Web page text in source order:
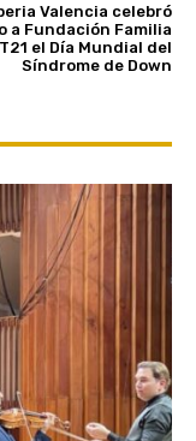
Valencia celebró
a Fundación Familia
T21 el Día Mundial del
Síndrome de Down